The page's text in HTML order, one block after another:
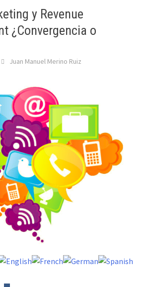
y Revenue
¿Convergencia o
Juan Manuel Merino Ruiz